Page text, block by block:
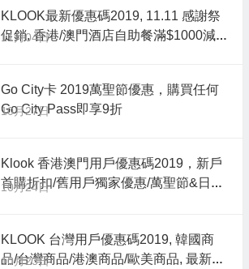
KLOOK最新優惠碼2019, 11.11 感謝祭
促銷, 香港/澳門酒店自助餐滿$1000減
11月04日
Go City卡 2019萬聖節優惠，購買任何
Go City Pass即享9折
10月27日
Klook 香港澳門用戶優惠碼2019，新戶
首購折扣/舊用戶獨家優惠/萬聖節&日本/
10月24日
KLOOK 台灣用戶優惠碼2019, 韓國商
品/台灣商品/港澳商品/歐美商品, 最新滿
10月23日